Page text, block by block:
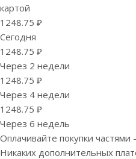
картой
1248.75 ₽
Сегодня
1248.75 ₽
Через 2 недели
1248.75 ₽
Через 4 недели
1248.75 ₽
Через 6 недель
Оплачивайте покупки
Никаких дополнительных